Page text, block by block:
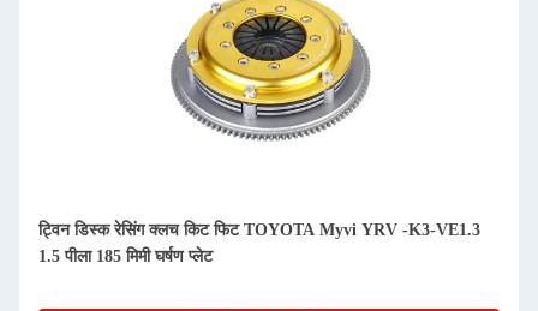
ट्विन डिस्क रेसिंग क्लच किट फिट TOYOTA Myvi YRV -K3-VE1.3
1.5 पीला 185 मिमी घर्षण प्लेट